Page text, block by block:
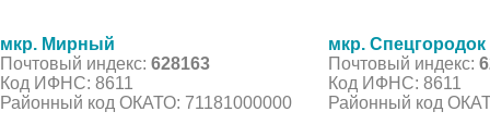
мкр. Мирный
Почтовый индекс: 628163
Код ИФНС: 8611
Районный код ОКАТО: 71181000000
мкр. Спецгородок
Почтовый индекс:
Код ИФНС: 8611
Районный код